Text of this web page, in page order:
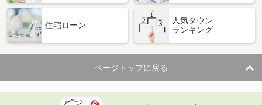
千葉県船橋市西船４丁目
34.10万円
住 所
千葉県船橋市西船４丁目
物件種別 貸事務所
使用面積 96.09m²
千葉県市原市姉崎
住宅ローン
人気タウン
ランキング
ページトップに戻る